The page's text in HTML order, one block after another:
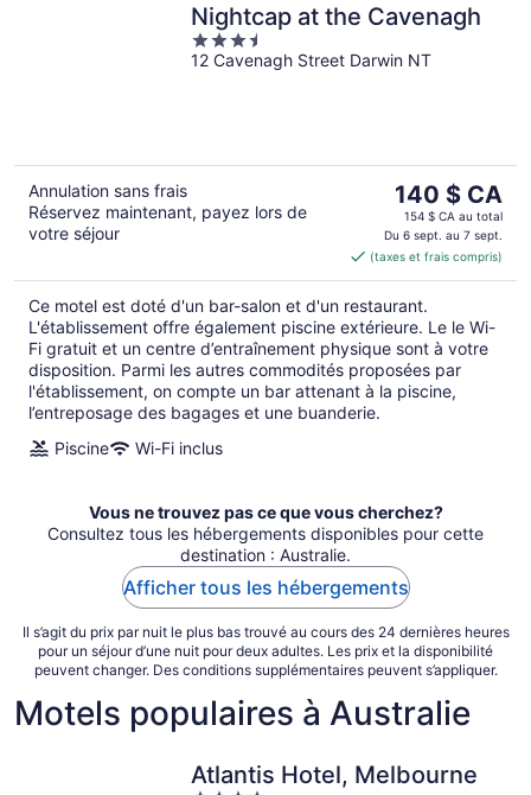
Nightcap at the Cavenagh
3.5
out
12 Cavenagh Street Darwin NT
Annulation sans frais
Réservez maintenant, payez lors de
votre séjour
Le
prix
est
de 140 $ CA
par
nuit
140 $ CA
154 $ CA au total
Du 6 sept. au 7 sept.
(taxes et frais compris)
Ce motel est doté d'un bar-salon et d'un restaurant.
L'établissement offre également piscine extérieure. Le le Wi-
Fi gratuit et un centre d’entraînement physique sont à votre
disposition. Parmi les autres commodités proposées par
l'établissement, on compte un bar attenant à la piscine,
l’entreposage des bagages et une buanderie.
Piscine
Wi-Fi inclus
Vous ne trouvez pas ce que vous cherchez?
Consultez tous les hébergements disponibles pour cette
destination : Australie.
Afficher tous les hébergements
Il s’agit du prix par nuit le plus bas trouvé au cours des 24 dernières heures
pour un séjour d’une nuit pour deux adultes. Les prix et la disponibilité
peuvent changer. Des conditions supplémentaires peuvent s’appliquer.
Motels populaires à Australie
Atlantis Hotel, Melbourne